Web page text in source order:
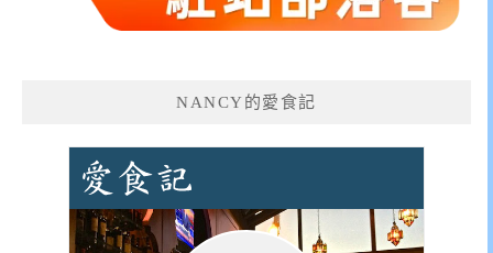
NANCY的愛食記